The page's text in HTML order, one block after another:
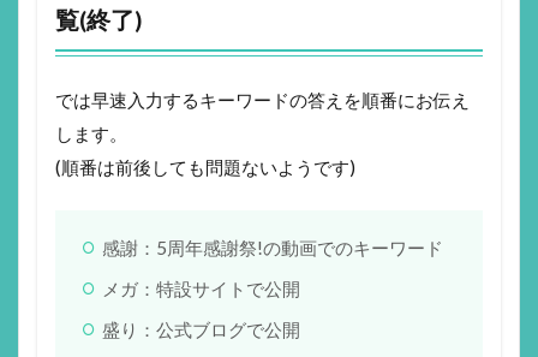
覧(終了)
では早速入力するキーワードの答えを順番にお伝え
します。
(順番は前後しても問題ないようです)
感謝：5周年感謝祭!の動画でのキーワード
メガ：特設サイトで公開
盛り：公式ブログで公開